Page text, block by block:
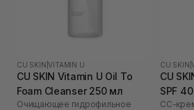
CU SKIN |VITAMIN U
CU SKIN Vitamin U Oil To
Foam Cleanser 250 мл
Очищающее гидрофильное
CU SKIN |
CU
SPF
СС-